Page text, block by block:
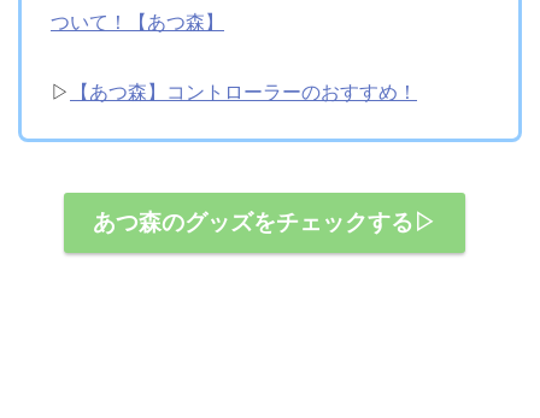
ついて！【あつ森】
▷ 【あつ森】コントローラーのおすすめ！
あつ森のグッズをチェックする▷